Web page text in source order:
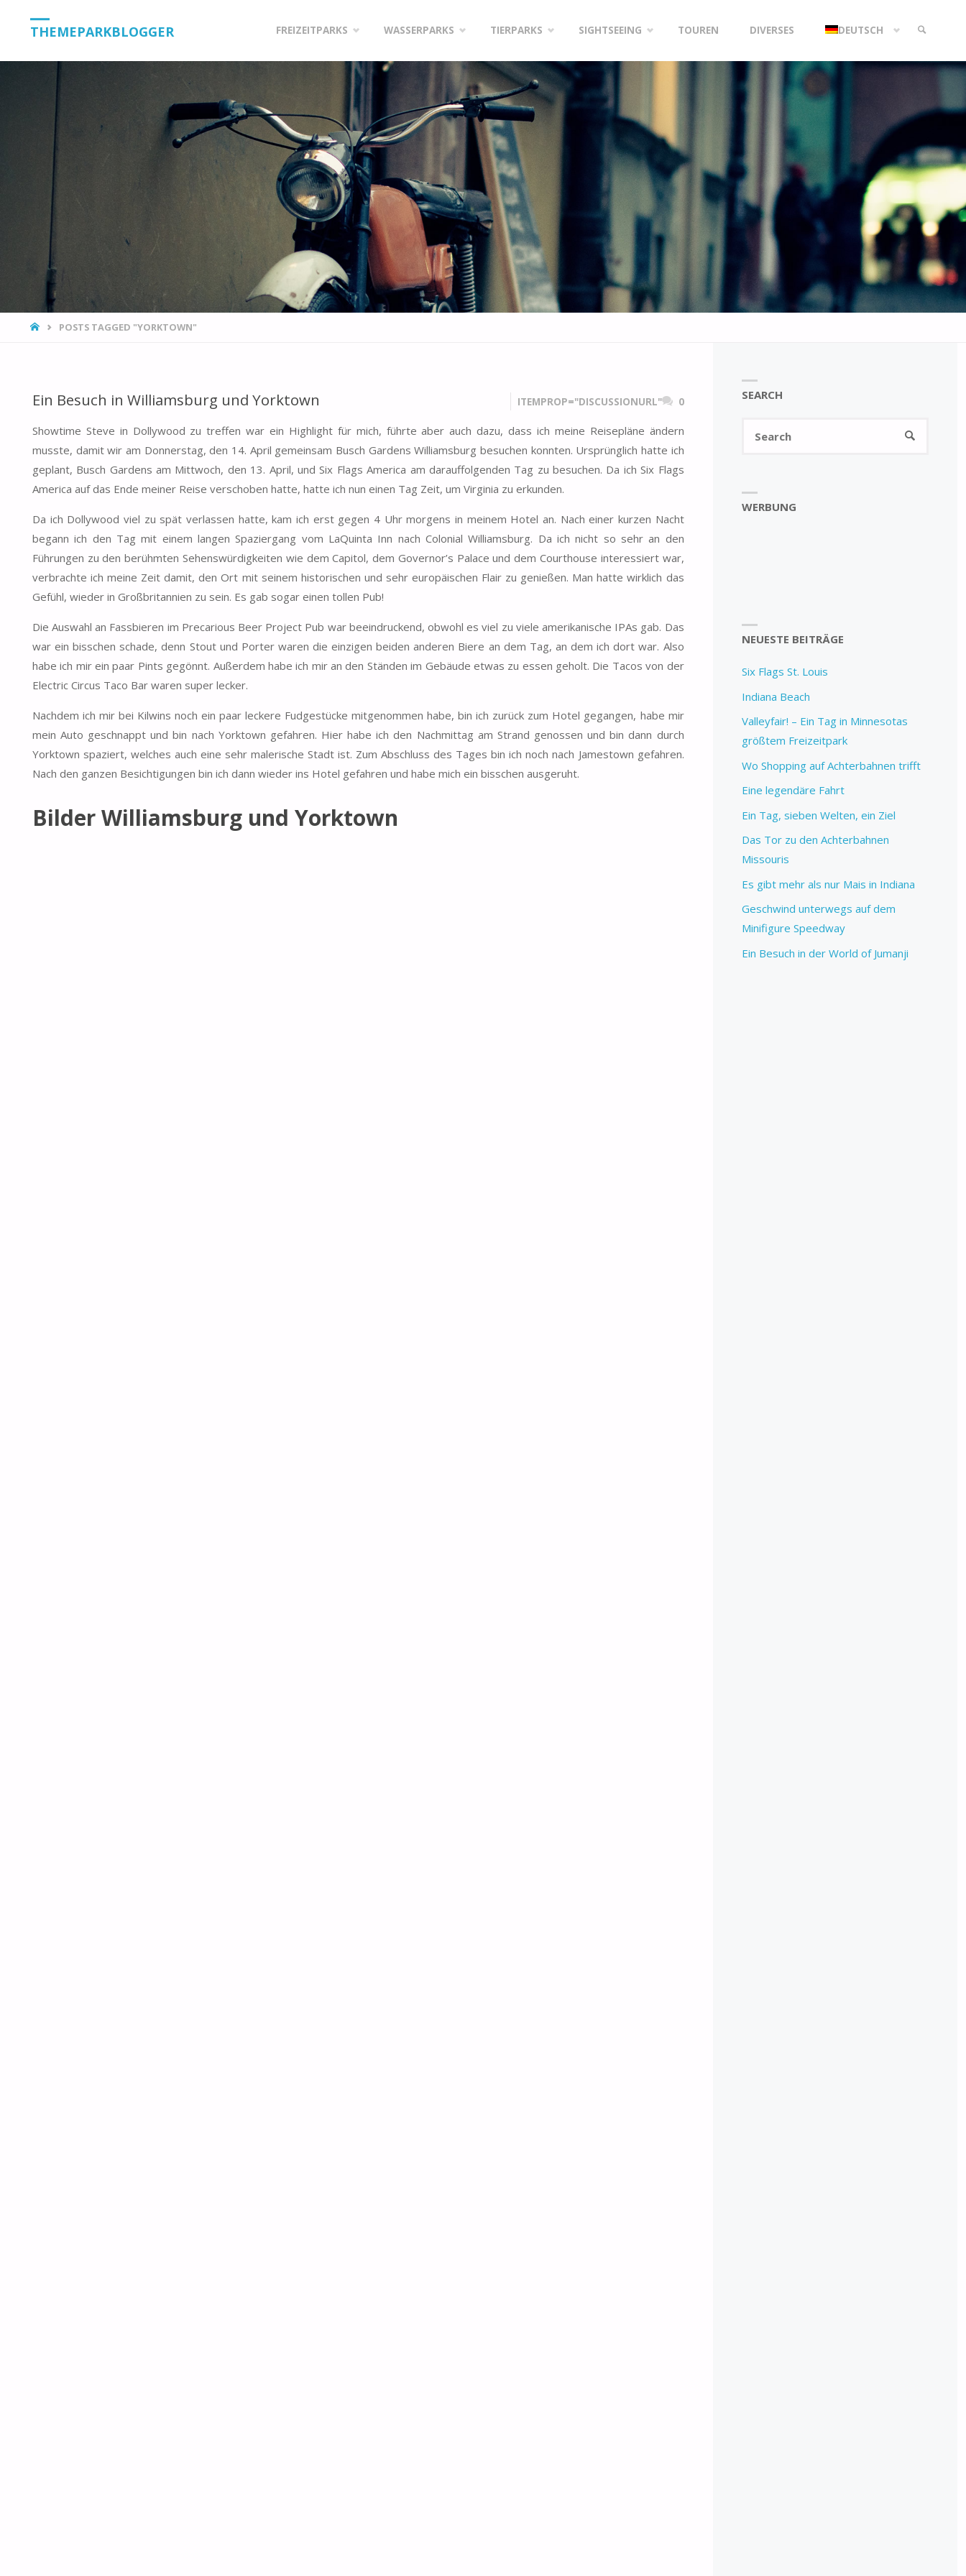
THEMEPARKBLOGGER
content
FREIZEITPARKS WASSERPARKS TIERPARKS SIGHTSEEING TOUREN DIVERSES DEUTSCH
HOMEPOSTS TAGGED "YORKTOWN"
Ein Besuch in Williamsburg und Yorktown ITEMPROP="DISCUSSIONURL" 0
Showtime Steve in Dollywood zu treffen war ein Highlight für mich, führte aber auch dazu, dass ich meine Reisepläne ändern
musste, damit wir am Donnerstag, den 14. April gemeinsam Busch Gardens Williamsburg besuchen konnten. Ursprünglich hatte ich
geplant, Busch Gardens am Mittwoch, den 13. April, und Six Flags America am darauffolgenden Tag zu besuchen. Da ich Six Flags
America auf das Ende meiner Reise verschoben hatte, hatte ich nun einen Tag Zeit, um Virginia zu erkunden.
Da ich Dollywood viel zu spät verlassen hatte, kam ich erst gegen 4 Uhr morgens in meinem Hotel an. Nach einer kurzen Nacht
begann ich den Tag mit einem langen Spaziergang vom LaQuinta Inn nach Colonial Williamsburg. Da ich nicht so sehr an den
Führungen zu den berühmten Sehenswürdigkeiten wie dem Capitol, dem Governor’s Palace und dem Courthouse interessiert war,
verbrachte ich meine Zeit damit, den Ort mit seinem historischen und sehr europäischen Flair zu genießen. Man hatte wirklich das
Gefühl, wieder in Großbritannien zu sein. Es gab sogar einen tollen Pub!
Die Auswahl an Fassbieren im Precarious Beer Project Pub war beeindruckend, obwohl es viel zu viele amerikanische IPAs gab. Das
war ein bisschen schade, denn Stout und Porter waren die einzigen beiden anderen Biere an dem Tag, an dem ich dort war. Also
habe ich mir ein paar Pints gegönnt. Außerdem habe ich mir an den Ständen im Gebäude etwas zu essen geholt. Die Tacos von der
Electric Circus Taco Bar waren super lecker.
Nachdem ich mir bei Kilwins noch ein paar leckere Fudgestücke mitgenommen habe, bin ich zurück zum Hotel gegangen, habe mir
mein Auto geschnappt und bin nach Yorktown gefahren. Hier habe ich den Nachmittag am Strand genossen und bin dann durch
Yorktown spaziert, welches auch eine sehr malerische Stadt ist. Zum Abschluss des Tages bin ich noch nach Jamestown gefahren.
Nach den ganzen Besichtigungen bin ich dann wieder ins Hotel gefahren und habe mich ein bisschen ausgeruht.
Bilder Williamsburg und Yorktown
SEARCH
SEARCH
WERBUNG
NEUESTE BEITRÄGE
Six Flags St. Louis
Indiana Beach
Valleyfair! – Ein Tag in Minnesotas
größtem Freizeitpark
Wo Shopping auf Achterbahnen trifft
Eine legendäre Fahrt
Ein Tag, sieben Welten, ein Ziel
Das Tor zu den Achterbahnen
Missouris
Es gibt mehr als nur Mais in Indiana
Geschwind unterwegs auf dem
Minifigure Speedway
Ein Besuch in der World of Jumanji